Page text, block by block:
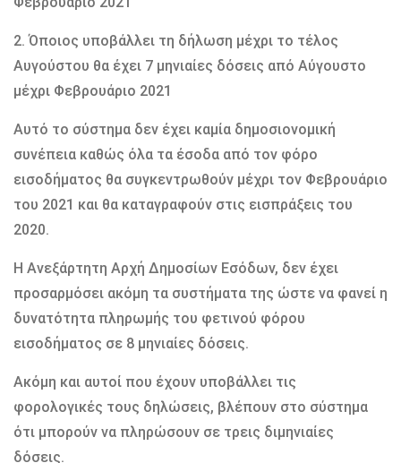
2. Όποιος υποβάλλει τη δήλωση μέχρι το τέλος
Αυγούστου θα έχει 7 μηνιαίες δόσεις από Αύγουστο
μέχρι Φεβρουάριο 2021
Αυτό το σύστημα δεν έχει καμία δημοσιονομική
συνέπεια καθώς όλα τα έσοδα από τον φόρο
εισοδήματος θα συγκεντρωθούν μέχρι τον Φεβρουάριο
του 2021 και θα καταγραφούν στις εισπράξεις του
2020.
Η Ανεξάρτητη Αρχή Δημοσίων Εσόδων, δεν έχει
προσαρμόσει ακόμη τα συστήματα της ώστε να φανεί η
δυνατότητα πληρωμής του φετινού φόρου
εισοδήματος σε 8 μηνιαίες δόσεις.
Ακόμη και αυτοί που έχουν υποβάλλει τις
φορολογικές τους δηλώσεις, βλέπουν στο σύστημα
ότι μπορούν να πληρώσουν σε τρεις διμηνιαίες
δόσεις.